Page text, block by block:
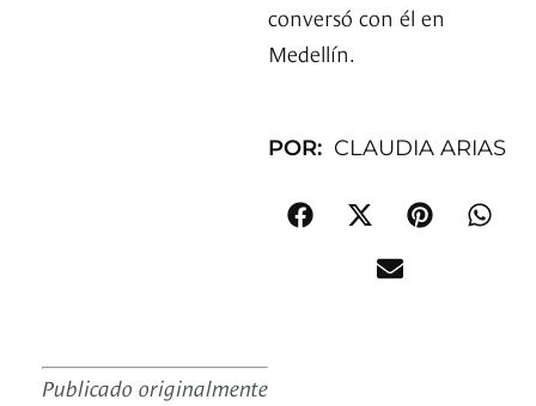
conversó con él en
Medellín.
POR: CLAUDIA ARIAS
Publicado originalmente